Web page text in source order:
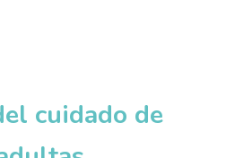
cuidado de